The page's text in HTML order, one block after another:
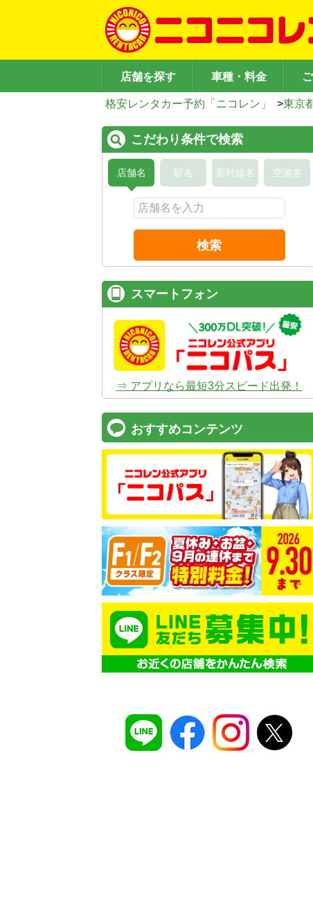
店舗を探す 車種・料金
格安レンタカー予約「ニコレン」 >東京
こだわり条件で検索
店舗名 駅名 新幹線名 空港名
検索
スマートフォン
⇒ アプリなら最短3分スピード出発！
おすすめコンテンツ